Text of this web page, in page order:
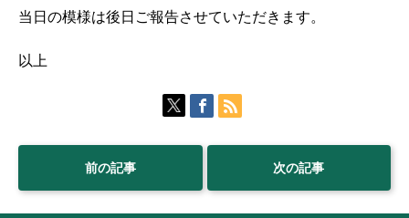
当日の模様は後日ご報告させていただきます。
以上
前の記事 次の記事